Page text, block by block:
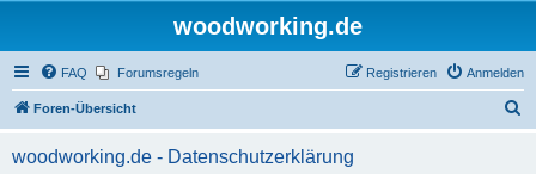
woodworking.de
FAQ Forumsregeln Anmelden
Registrieren
Foren-Übersicht
woodworking.de - Datenschutzerklärung